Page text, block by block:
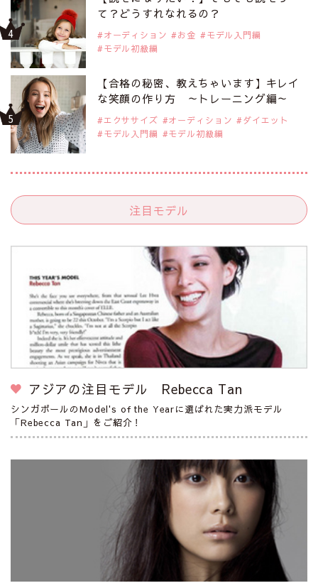
て？どうすれなれるの？
オーディション お金
モデル入門編
モデル初級編
【合格の秘密、教えちゃいます】キレイ
な笑顔の作り方 ～トレーニング編～
エクササイズ オーディション
ダイエット
モデル入門編
モデル初級編
注目モデル
アジアの注目モデル Rebecca Tan
シンガポールのModel's of the Yearに選ばれた実力派モデル
「Rebecca Tan」をご紹介！